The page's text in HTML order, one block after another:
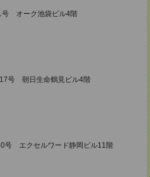
号 オーク池袋ビル4階
号 朝日生命鶴見ビル4階
号 エクセルワード静岡ビル11階